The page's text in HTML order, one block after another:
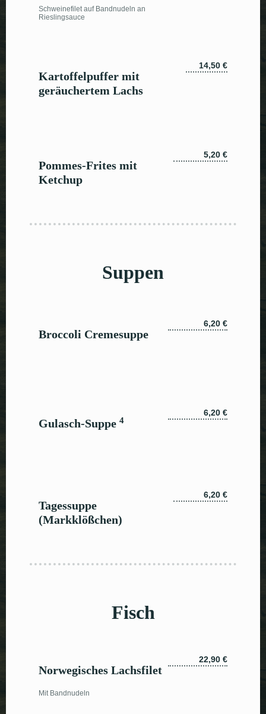
Schweinefilet auf Bandnudeln an
Rieslingsauce
Kartoffelpuffer mit
geräuchertem Lachs
14,50 €
Pommes-Frites mit
Ketchup
5,20 €
Suppen
Broccoli Cremesuppe
6,20 €
Gulasch-Suppe 4
6,20 €
Tagessuppe
(Markklößchen)
6,20 €
Fisch
Norwegisches Lachsfilet
Mit Bandnudeln
22,90 €